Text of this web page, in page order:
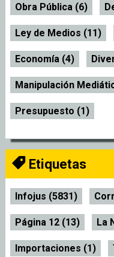
Obra Pública (6)
Ley de Medios (11)
Economía (4)
Manipulación
Presupuesto (1)
Etiquetas
Infojus (5831)
Página 12 (13) La
Importaciones (1)